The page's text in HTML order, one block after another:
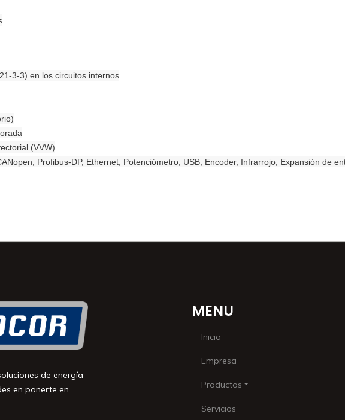
3-3) en los circuitos internos
(VVW)
Profibus-DP, Ethernet, Potenciómetro, USB, Encoder, Infrarrojo, Expansión de
de energía
en ponerte en
MENU
Inicio
Empresa
Productos
Servicios